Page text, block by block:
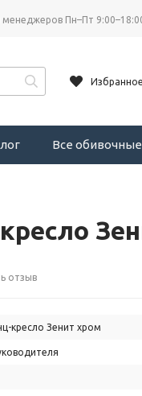
Пн–Пт
Избранное
Все
отзыв
кресло Зенит хром